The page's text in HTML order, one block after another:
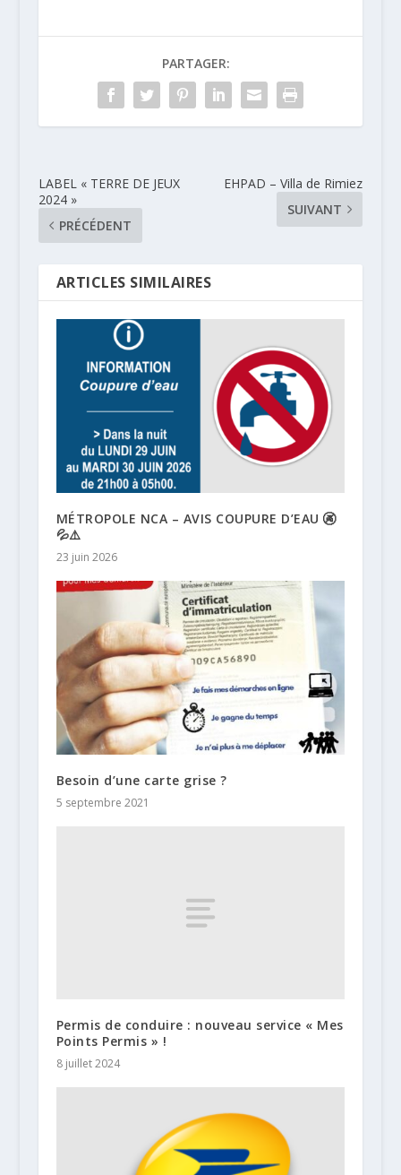
PARTAGER:
LABEL « TERRE DE JEUX
2024 »
PRÉCÉDENT
EHPAD – Villa de Rimiez
SUIVANT
ARTICLES SIMILAIRES
MÉTROPOLE NCA – AVIS COUPURE D’EAU 🚱
💦⚠️
23 juin 2026
Besoin d’une carte grise ?
5 septembre 2021
Permis de conduire : nouveau service « Mes
Points Permis » !
8 juillet 2024